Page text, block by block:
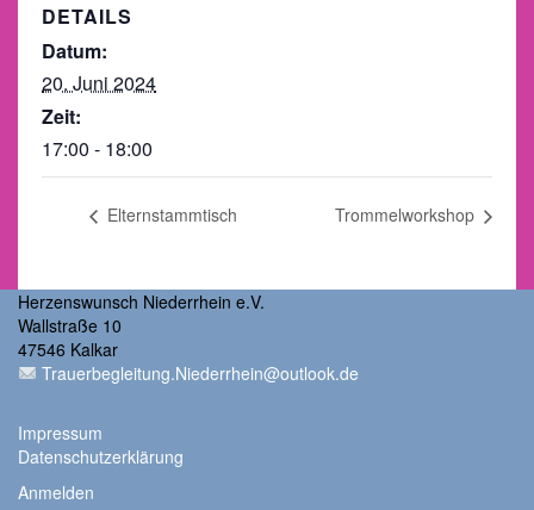
DETAILS
Datum:
20. Juni 2024
Zeit:
17:00 - 18:00
Elternstammtisch Trommelworkshop
Herzenswunsch Niederrhein e.V.
Wallstraße 10
47546 Kalkar
Trauerbegleitung.Niederrhein@outlook.de
Impressum
Datenschutzerklärung
Anmelden